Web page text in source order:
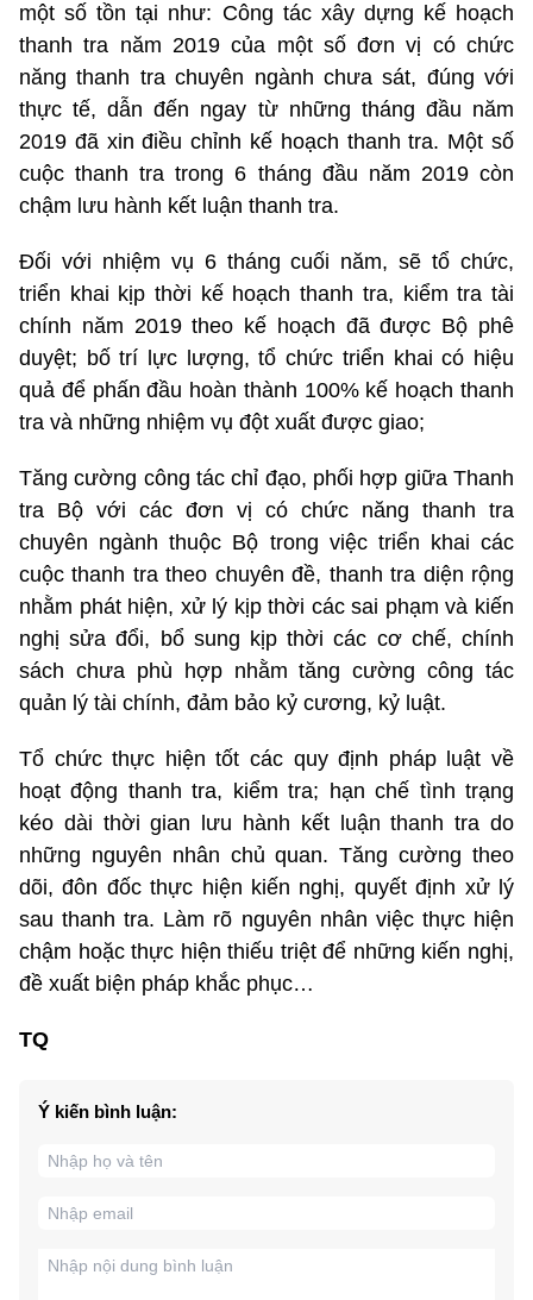
một số tồn tại như: Công tác xây dựng kế hoạch
thanh tra năm 2019 của một số đơn vị có chức
năng thanh tra chuyên ngành chưa sát, đúng với
thực tế, dẫn đến ngay từ những tháng đầu năm
2019 đã xin điều chỉnh kế hoạch thanh tra. Một số
cuộc thanh tra trong 6 tháng đầu năm 2019 còn
chậm lưu hành kết luận thanh tra.
Đối với nhiệm vụ 6 tháng cuối năm, sẽ tổ chức,
triển khai kịp thời kế hoạch thanh tra, kiểm tra tài
chính năm 2019 theo kế hoạch đã được Bộ phê
duyệt; bố trí lực lượng, tổ chức triển khai có hiệu
quả để phấn đầu hoàn thành 100% kế hoạch thanh
tra và những nhiệm vụ đột xuất được giao;
Tăng cường công tác chỉ đạo, phối hợp giữa Thanh
tra Bộ với các đơn vị có chức năng thanh tra
chuyên ngành thuộc Bộ trong việc triển khai các
cuộc thanh tra theo chuyên đề, thanh tra diện rộng
nhằm phát hiện, xử lý kịp thời các sai phạm và kiến
nghị sửa đổi, bổ sung kịp thời các cơ chế, chính
sách chưa phù hợp nhằm tăng cường công tác
quản lý tài chính, đảm bảo kỷ cương, kỷ luật.
Tổ chức thực hiện tốt các quy định pháp luật về
hoạt động thanh tra, kiểm tra; hạn chế tình trạng
kéo dài thời gian lưu hành kết luận thanh tra do
những nguyên nhân chủ quan. Tăng cường theo
dõi, đôn đốc thực hiện kiến nghị, quyết định xử lý
sau thanh tra. Làm rõ nguyên nhân việc thực hiện
chậm hoặc thực hiện thiếu triệt để những kiến nghị,
đề xuất biện pháp khắc phục…
TQ
Ý kiến bình luận: